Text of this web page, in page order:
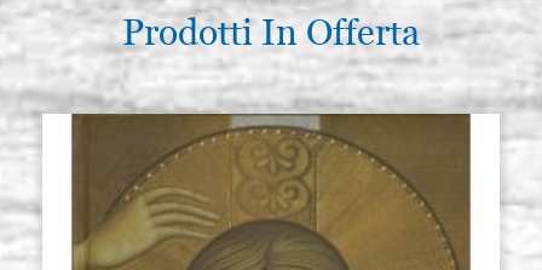
Prodotti In Offerta